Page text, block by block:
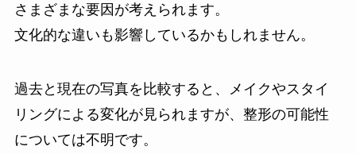
さまざまな要因が考えられます。
文化的な違いも影響しているかもしれません。
過去と現在の写真を比較すると、メイクやスタイ
リングによる変化が見られますが、整形の可能性
については不明です。